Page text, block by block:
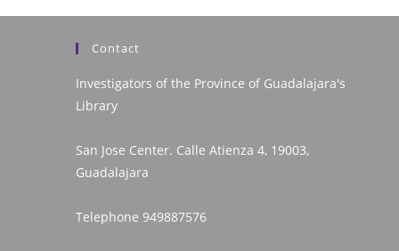
Contact
Investigators of the Province of Guadalajara's
Library
San Jose Center. Calle Atienza 4, 19003,
Guadalajara
Telephone 949887576